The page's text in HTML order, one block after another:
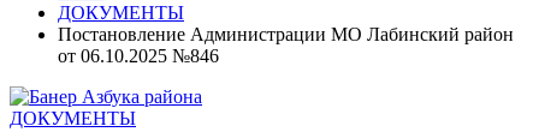
ДОКУМЕНТЫ
Постановление Администрации МО Лабинский район
от 06.10.2025 №846
ДОКУМЕНТЫ